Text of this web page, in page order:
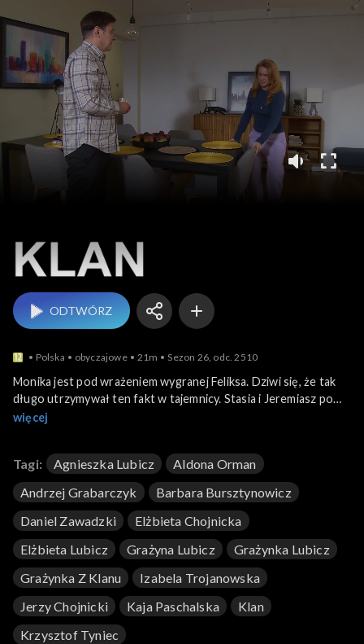
Klan
ODTWÓRZ
Polska obyczajowe 21m Sezon 26, odc. 2510
Monika jest pod wrażeniem wygranej Feliksa. Dziwi się, że tak
długo utrzymywał ten fakt w tajemnicy. Stasia i Jeremiasz po
powrocie z zakupów do domu zastają prawie nieprzytomnego
biologicznych rodziców. Napotyka na formalne trudności, które
może rozwiązać tylko przy wsparciu Grażynki.
więcej
Tagi: Agnieszka Lubicz
Aldona Orman
Andrzej Grabarczyk
Barbara Bursztynowicz
Daniel Zawadzki
Elżbieta Chojnicka
Elżbieta Lubicz
Grażyna Lubicz
Grażynka Lubicz
Grażynka Z Klanu
Izabela Trojanowska
Jerzy Chojnicki
Kaja Paschalska
Klan
Krzysztof Tyniec